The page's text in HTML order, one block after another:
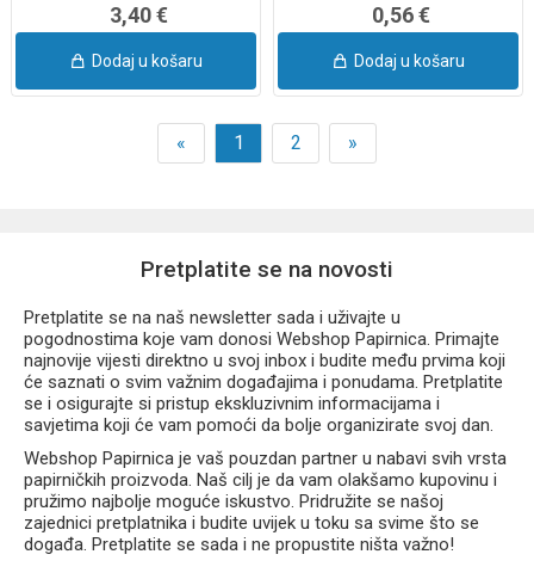
3,40 €
Dodaj u košaru
0,56 €
Dodaj u košaru
« 1 2 »
Pretplatite se na novosti
Pretplatite se na naš newsletter sada i uživajte u
pogodnostima koje vam donosi Webshop Papirnica. Primajte
najnovije vijesti direktno u svoj inbox i budite među prvima koji
će saznati o svim važnim događajima i ponudama. Pretplatite
se i osigurajte si pristup ekskluzivnim informacijama i
savjetima koji će vam pomoći da bolje organizirate svoj dan.
Webshop Papirnica je vaš pouzdan partner u nabavi svih vrsta
papirničkih proizvoda. Naš cilj je da vam olakšamo kupovinu i
pružimo najbolje moguće iskustvo. Pridružite se našoj
zajednici pretplatnika i budite uvijek u toku sa svime što se
događa. Pretplatite se sada i ne propustite ništa važno!